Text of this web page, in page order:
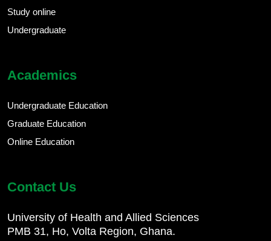
Study online
Undergraduate
Academics
Undergraduate Education
Graduate Education
Online Education
Contact Us
University of Health and Allied Sciences
PMB 31, Ho, Volta Region, Ghana.